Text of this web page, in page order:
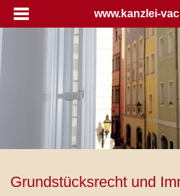
www.kanzlei-
Grundstücksrecht und